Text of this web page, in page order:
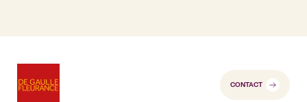
CONTACT